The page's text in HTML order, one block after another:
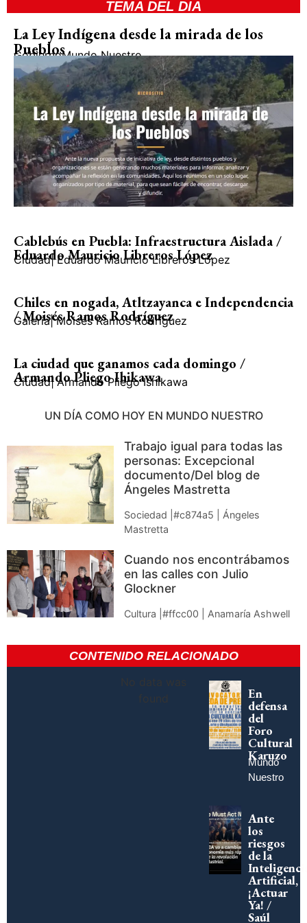
TEMA DEL DIA
La Ley Indígena desde la mirada de los
Pueblos
GobiernoMundo Nuestro
Cablebús en Puebla: Infraestructura Aislada /
Eduardo Mauricio Libreros López
Ciudad| Eduardo Mauricio Libreros López
Chiles en nogada, Atltzayanca e Independencia
/ Moisés Ramos Rodríguez
Galería| Moisés Ramos Rodríguez
La ciudad que ganamos cada domingo /
Armando Pliego Ihikawa
Ciudad| Armando Pliego Ishikawa
UN DÍA COMO HOY EN MUNDO NUESTRO
Trabajo igual para todas las
personas: Excepcional
documento/Del blog de
Ángeles Mastretta
Sociedad |#c874a5 | Ángeles
Mastretta
Cuando nos encontrábamos
en las calles con Julio
Glockner
Cultura |#ffcc00 | Anamaría Ashwell
CONTENIDO RELACIONADO
No data was
found
En
defensa
del
Foro
Cultural
Karuzo
Mundo
Nuestro
Ante
los
riesgos
de la
Artificial,
¡Actuar
Ya! /
Saúl